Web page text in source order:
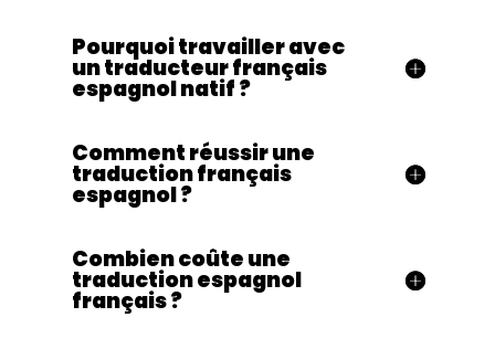
Pourquoi travailler avec
un traducteur français
espagnol natif ?
Comment réussir une
traduction français
espagnol ?
Combien coûte une
traduction espagnol
français ?